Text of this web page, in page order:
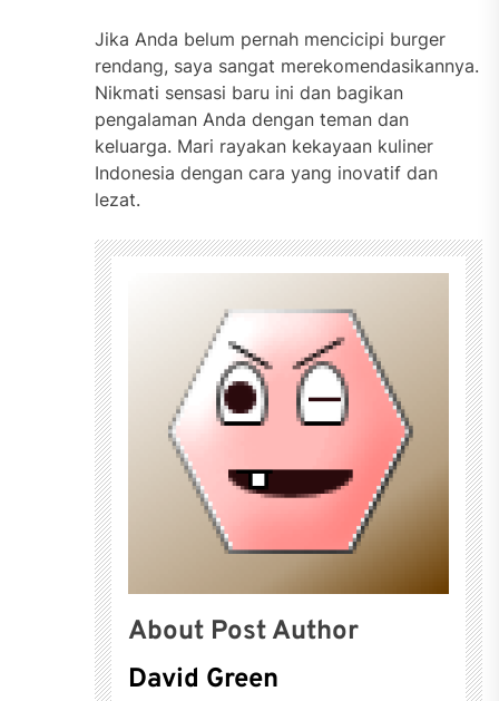
Jika Anda belum pernah mencicipi burger
rendang, saya sangat merekomendasikannya.
Nikmati sensasi baru ini dan bagikan
pengalaman Anda dengan teman dan
keluarga. Mari rayakan kekayaan kuliner
Indonesia dengan cara yang inovatif dan
lezat.
About Post Author
David Green